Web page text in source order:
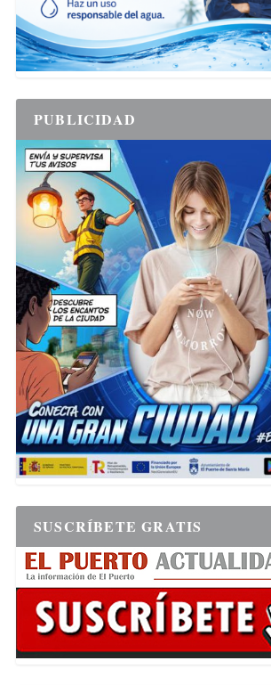
PUBLICIDAD
SUSCRÍBETE GRATIS